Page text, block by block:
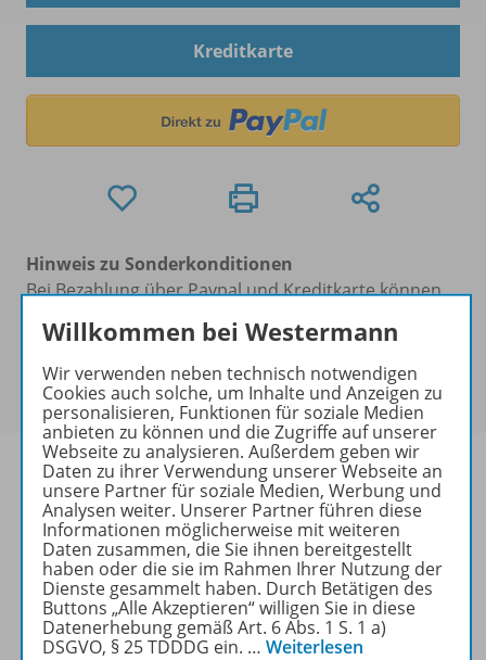
Kreditkarte
Hinweis zu Sonderkonditionen
Bei Bezahlung über Paypal und Kreditkarte können
Sie haben ein passendes Spar-Paket ?
Um den für Sie gültigen Preis zu sehen,melden Sie
sich bitte an.
Informationen
Weitere Inhalte der Ausgabe
Willkommen bei Westermann
Wir verwenden neben technisch notwendigen
Cookies auch solche, um Inhalte und Anzeigen zu
personalisieren, Funktionen für soziale Medien
anbieten zu können und die Zugriffe auf unserer
Webseite zu analysieren. Außerdem geben wir
Daten zu ihrer Verwendung unserer Webseite an
unsere Partner für soziale Medien, Werbung und
Analysen weiter. Unserer Partner führen diese
Informationen möglicherweise mit weiteren
Daten zusammen, die Sie ihnen bereitgestellt
haben oder die sie im Rahmen Ihrer Nutzung der
Dienste gesammelt haben. Durch Betätigen des
Buttons „Alle Akzeptieren“ willigen Sie in diese
Datenerhebung gemäß Art. 6 Abs. 1 S. 1 a)
DSGVO, § 25 TDDDG ein. … Weiterlesen